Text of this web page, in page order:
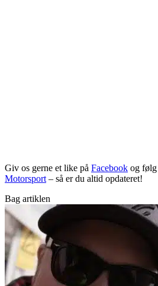
Giv os gerne et like på Facebook og følg
Motorsport – så er du altid opdateret!
Bag artiklen